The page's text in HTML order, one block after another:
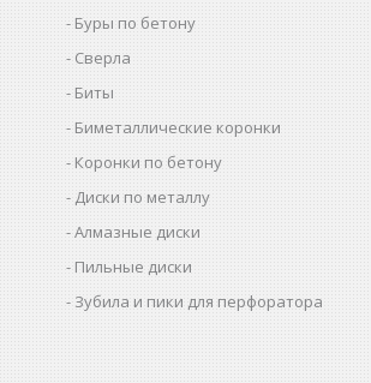
Буры по бетону
Сверла
Биты
Биметаллические коронки
Коронки по бетону
Диски по металлу
Алмазные диски
Пильные диски
Зубила и пики для перфоратора